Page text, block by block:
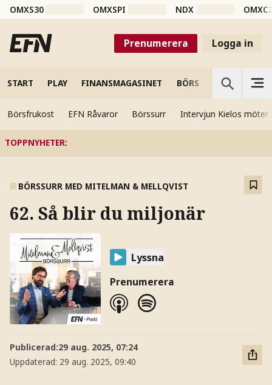
OMXS30 OMXSPI NDX
Prenumerera Logga in
START PLAY FINANSMAGASINET BÖRS VETENSKAP
Börsfrukost EFN Råvaror Börssurr Intervjun Kielos möter
TOPPNYHETER:
BÖRSSURR MED MITELMAN & MELLQVIST
62. Så blir du miljonär
Lyssna
Prenumerera
Publicerad:29 aug. 2025, 07:24
Uppdaterad: 29 aug. 2025, 09:40